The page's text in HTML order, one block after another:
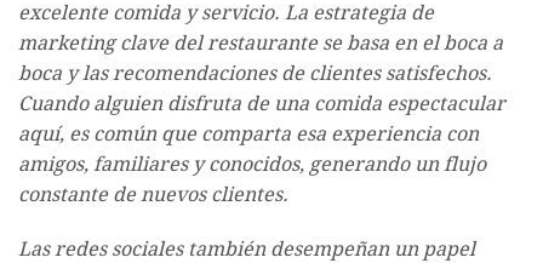
excelente comida y servicio. La estrategia de
marketing clave del restaurante se basa en el boca a
boca y las recomendaciones de clientes satisfechos.
Cuando alguien disfruta de una comida espectacular
aquí, es común que comparta esa experiencia con
amigos, familiares y conocidos, generando un flujo
constante de nuevos clientes.
Las redes sociales también desempeñan un papel